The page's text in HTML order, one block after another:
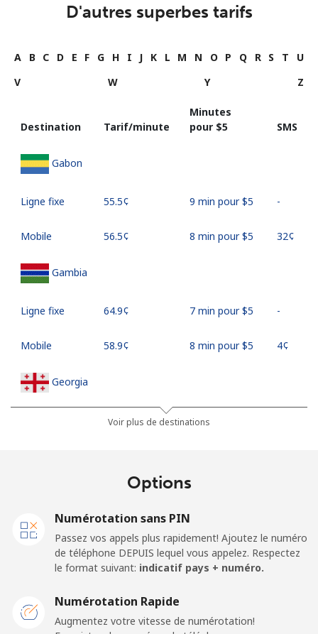
D'autres superbes tarifs
A B C D E F G H I J K L M N O P Q R S T
U
V
W Y Z
Destination Tarif/minute
Minutes
pour ⁦$5⁩
SMS
Gabon
Ligne fixe ⁦55.5¢⁩ 9 min pour ⁦$5⁩ -
Mobile ⁦56.5¢⁩ 8 min pour ⁦$5⁩ ⁦32¢⁩
Gambia
Ligne fixe ⁦64.9¢⁩ 7 min pour ⁦$5⁩ -
Mobile ⁦58.9¢⁩ 8 min pour ⁦$5⁩ ⁦4¢⁩
Georgia
⁦32.5¢⁩
15 min pour
⁦$5⁩
Germany
Ligne fixe ⁦1.5¢⁩
333 min pour
⁦$5⁩
-
Mobile ⁦1.5¢⁩
⁦$5⁩
Voir plus de destinations
Options
Numérotation sans PIN
Passez vos appels plus rapidement! Ajoutez le numéro
de téléphone DEPUIS lequel vous appelez. Respectez
le format suivant: indicatif pays + numéro.
Numérotation Rapide
Augmentez votre vitesse de numérotation!